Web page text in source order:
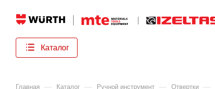
Каталог
Главная
— Каталог — Ручной инструмент — Отвертки —